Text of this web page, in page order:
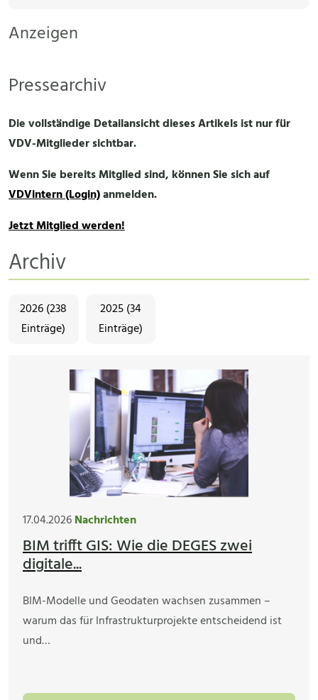
Anzeigen
Pressearchiv
Die vollständige Detailansicht dieses Artikels ist nur für
VDV-Mitglieder sichtbar.
Wenn Sie bereits Mitglied sind, können Sie sich auf
VDVintern (Login)anmelden.
Jetzt Mitglied werden!
Archiv
2026 (238
Einträge)
2025 (34
Einträge)
17.04.2026Nachrichten
BIM trifft GIS: Wie die DEGES zwei
digitale...
BIM-Modelle und Geodaten wachsen zusammen –
warum das für Infrastrukturprojekte entscheidend ist
und…